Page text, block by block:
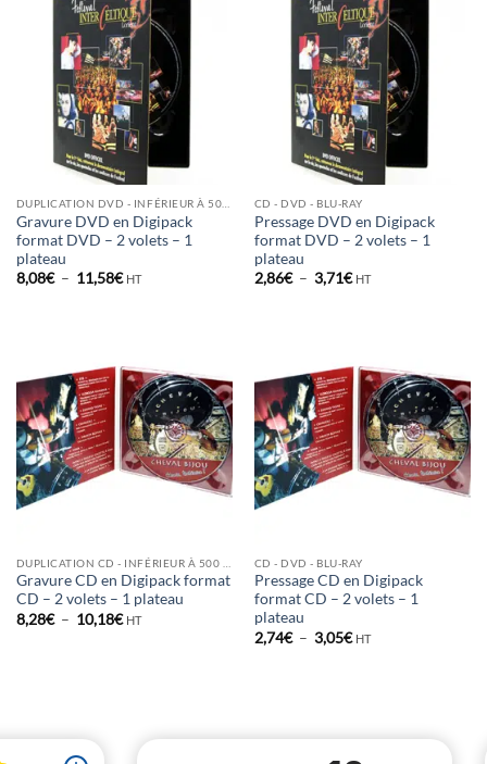
Gravure DVD en Digipack
format DVD – 2 volets – 1
plateau
8,08€ – 11,58€Plage
HT
CD - DVD - BLU-RAY
Pressage DVD en Digipack
format DVD – 2 volets – 1
plateau
2,86€ – 3,71€Plage
HT
Gravure CD en Digipack format
CD – 2 volets – 1 plateau
8,28€ – 10,18€Plage
HT
CD - DVD - BLU-RAY
Pressage CD en Digipack
format CD – 2 volets – 1
plateau
2,74€ – 3,05€Plage
HT